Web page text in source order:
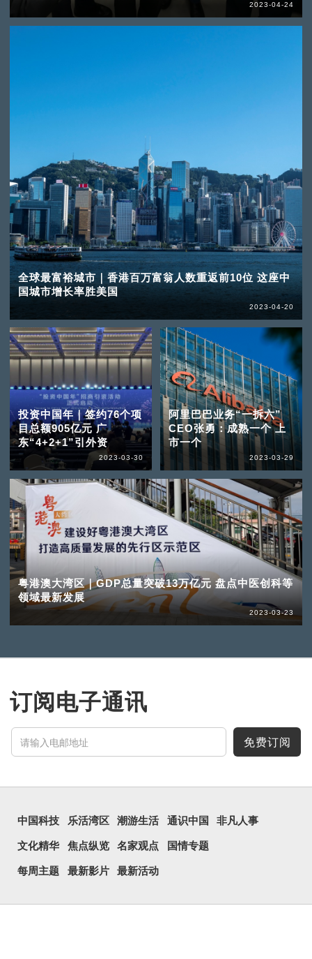
2023-04-24
全球最富裕城市｜香港百万富翁人数重返前10位 这座中
国城市增长率胜美国
2023-04-20
投资中国年｜签约76个项
目总额905亿元 广
东“4+2+1”引外资
2023-03-30
阿里巴巴业务“一拆六”
CEO张勇：成熟一个 上
市一个
2023-03-29
粤港澳大湾区｜GDP总量突破13万亿元 盘点中医创科等
领域最新发展
2023-03-23
订阅电子通讯
免费订阅
中国科技 乐活湾区 潮游生活 通识中国 非凡人事
文化精华 焦点纵览 名家观点 国情专题
每周主题 最新影片 最新活动